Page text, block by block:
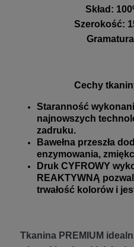
Skład:
Szerokość:
Gramatura
Cechy
Staranność
najnowszych
zadruku.
Bawełna przeszła
enzymowania,
Druk CYFROWY
REAKTYWNĄ
trwałość kolorów i
Tkanina PREMIUM